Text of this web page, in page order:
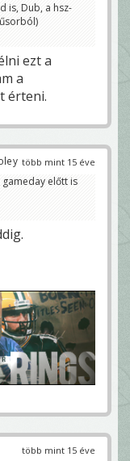
is, Dub, a hsz-
ezt a
a
érteni.
több mint 15 éve
előtt is
több mint 15 éve